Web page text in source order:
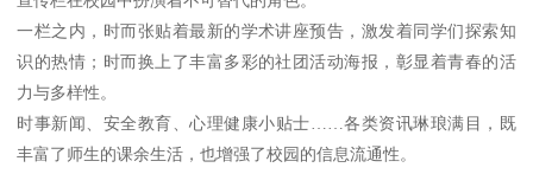
一栏之内，时而张贴着最新的学术讲座预告，激发着同学们探索知
识的热情；时而换上了丰富多彩的社团活动海报，彰显着青春的活
力与多样性。
时事新闻、安全教育、心理健康小贴士……各类资讯琳琅满目，既
丰富了师生的课余生活，也增强了校园的信息流通性。